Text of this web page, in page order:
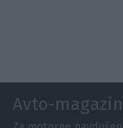
Avto-